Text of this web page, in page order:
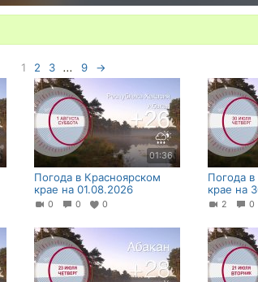
1 2 3 ... 9 →
01:36
Погода в Красноярском
крае на 01.08.2026
0 0 0
Погода
крае на
2 0